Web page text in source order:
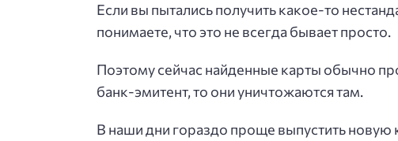
Если вы пытались получить какое-то
понимаете, что это не всегда бывает просто.
Поэтому сейчас найденные карты обычно
банк-эмитент, то они уничтожаются там.
В наши дни гораздо проще выпустить новую